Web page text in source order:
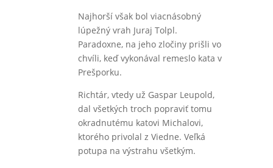
Najhorší však bol viacnásobný
lúpežný vrah Juraj Tolpl.
Paradoxne, na jeho zločiny prišli vo
chvíli, keď vykonával remeslo kata v
Prešporku.
Richtár, vtedy už Gaspar Leupold,
dal všetkých troch popraviť tomu
okradnutému katovi Michalovi,
ktorého privolal z Viedne. Veľká
potupa na výstrahu všetkým.